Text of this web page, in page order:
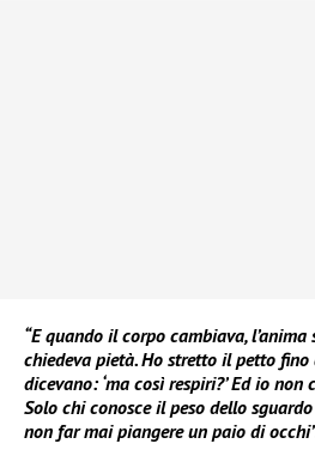
“E quando il corpo cambiava,
chiedeva pietà. Ho stretto il petto fino
dicevano: ‘ma così respiri?’ Ed io
Solo chi conosce il peso dello
non far mai piangere un paio di